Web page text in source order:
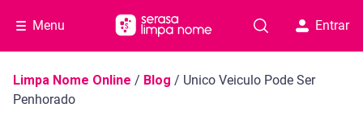
Menu Entrar
Navegação do blog
Limpa Nome Online / Blog / Unico Veiculo Pode Ser
Penhorado